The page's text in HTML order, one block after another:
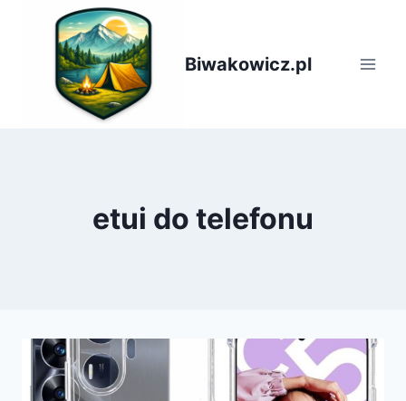
Biwakowicz.pl
etui do telefonu